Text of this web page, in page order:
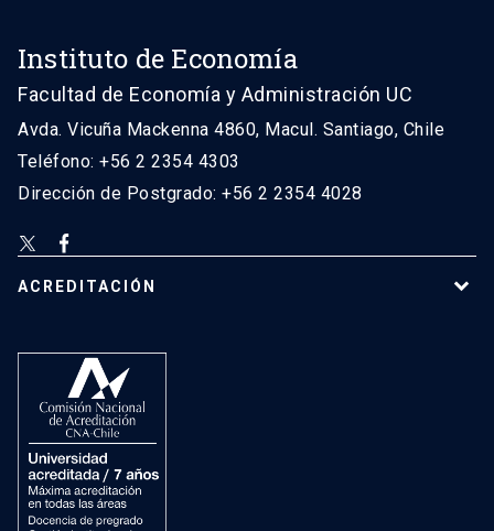
Instituto de Economía
Facultad de Economía y Administración UC
Avda. Vicuña Mackenna 4860, Macul. Santiago, Chile
Teléfono: +56 2 2354 4303
Dirección de Postgrado: +56 2 2354 4028
ACREDITACIÓN